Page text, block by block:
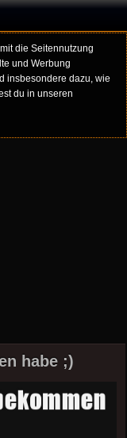
die Seitennutzung
und Werbung
insbesondere dazu, wie
du in unseren
habe ;)